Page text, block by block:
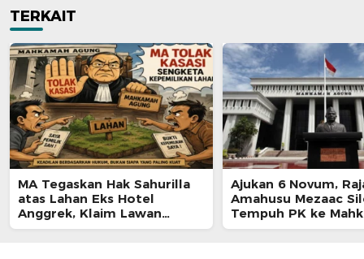
TERKAIT
MA Tegaskan Hak Sahurilla
atas Lahan Eks Hotel
Anggrek, Klaim Lawan
Terpatahkan hingga Kasasi
Ajukan 6 Novum,
Amahusu Mezaac
Tempuh PK ke
Agung